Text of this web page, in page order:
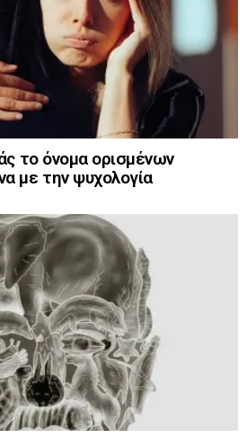
το όνομα ορισμένων
με την ψυχολογία